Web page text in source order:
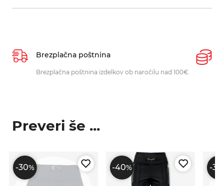
Brezplačna poštnina
Brezplačna poštnina izdelkov ob naročilu nad 100€.
Preveri še ...
-30% -40% -30